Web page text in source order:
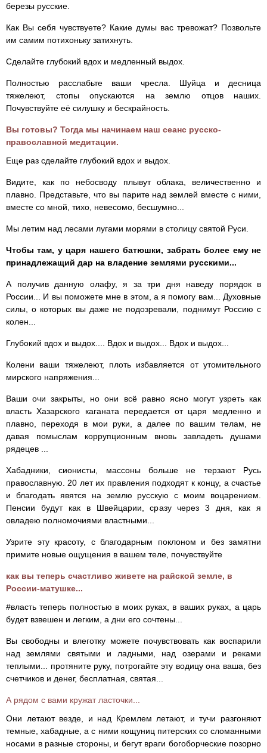
березы русские.
Как Вы себя чувствуете? Какие думы вас тревожат? Позвольте
им самим потихоньку затихнуть.
Сделайте глубокий вдох и медленный выдох.
Полностью расслабьте ваши чресла. Шуйца и десница
тяжелеют, стопы опускаются на землю отцов наших.
Почувствуйте её силушку и бескрайность.
Вы готовы? Тогда мы начинаем наш сеанс русско-
православной медитации.
Еще раз сделайте глубокий вдох и выдох.
Видите, как по небосводу плывут облака, величественно и
плавно. Представьте, что вы парите над землей вместе с ними,
вместе со мной, тихо, невесомо, бесшумно...
Мы летим над лесами лугами морями в столицу святой Руси.
Чтобы там, у царя нашего батюшки, забрать более ему не
принадлежащий дар на владение землями русскими...
А получив данную олафу, я за три дня наведу порядок в
России... И вы поможете мне в этом, а я помогу вам... Духовные
силы, о которых вы даже не подозревали, поднимут Россию с
колен...
Глубокий вдох и выдох.... Вдох и выдох... Вдох и выдох...
Колени ваши тяжелеют, плоть избавляется от утомительного
мирского напряжения...
Ваши очи закрыты, но они всё равно ясно могут узреть как
власть Хазарского каганата передается от царя медленно и
плавно, переходя в мои руки, а далее по вашим телам, не
давая помыслам коррупционным вновь завладеть душами
рядецев ...
Хабадники, сионисты, массоны больше не терзают Русь
православную. 20 лет их правления подходят к концу, а счастье
и благодать явятся на землю русскую с моим воцарением.
Пенсии будут как в Швейцарии, сразу через 3 дня, как я
овладею полномочиями властными...
Узрите эту красоту, с благодарным поклоном и без замятни
примите новые ощущения в вашем теле, почувствуйте
как вы теперь счастливо живете на райской земле, в
России-матушке...
#власть теперь полностью в моих руках, в ваших руках, а царь
будет взвешен и легким, а дни его сочтены...
Вы свободны и влеготку можете почувствовать как воспарили
над землями святыми и ладными, над озерами и реками
теплыми... протяните руку, потрогайте эту водицу она ваша, без
счетчиков и денег, бесплатная, святая...
А рядом с вами кружат ласточки...
Они летают везде, и над Кремлем летают, и тучи разгоняют
темные, хабадные, а с ними кoщyниц питерских со сломанными
носами в разные стороны, и бегут враги богоборческие позорно